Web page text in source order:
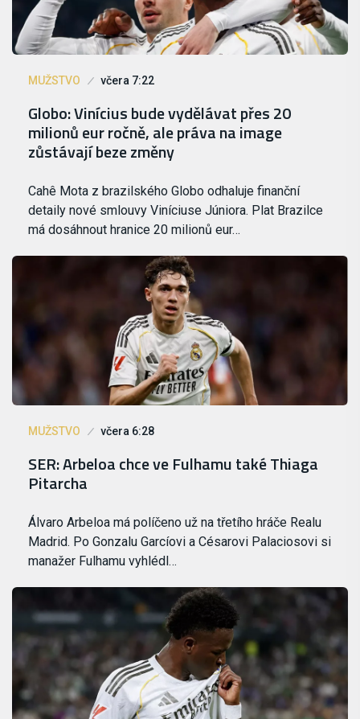
MUŽSTVO včera 7:22
Globo: Vinícius bude vydělávat přes 20
milionů eur ročně, ale práva na image
zůstávají beze změny
Cahê Mota z brazilského Globo odhaluje finanční
detaily nové smlouvy Viníciuse Júniora. Plat Brazilce
má dosáhnout hranice 20 milionů eur…
MUŽSTVO včera 6:28
SER: Arbeloa chce ve Fulhamu také Thiaga
Pitarcha
Álvaro Arbeloa má políčeno už na třetího hráče Realu
Madrid. Po Gonzalu Garcíovi a Césarovi Palaciosovi si
manažer Fulhamu vyhlédl…